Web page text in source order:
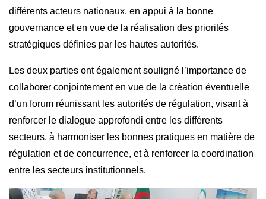
différents acteurs nationaux, en appui à la bonne
gouvernance et en vue de la réalisation des priorités
stratégiques définies par les hautes autorités.
Les deux parties ont également souligné l’importance de
collaborer conjointement en vue de la création éventuelle
d’un forum réunissant les autorités de régulation, visant à
renforcer le dialogue approfondi entre les différents
secteurs, à harmoniser les bonnes pratiques en matière de
régulation et de concurrence, et à renforcer la coordination
entre les secteurs institutionnels.